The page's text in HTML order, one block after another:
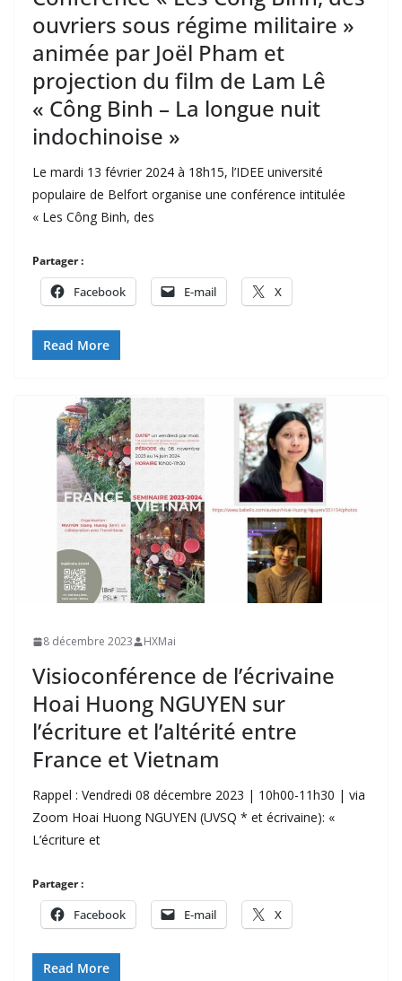
ouvriers sous régime militaire »
animée par Joël Pham et
projection du film de Lam Lê
« Công Binh – La longue nuit
indochinoise »
Le mardi 13 février 2024 à 18h15, l’IDEE université
populaire de Belfort organise une conférence intitulée
« Les Công Binh, des
Partager :
Facebook E-mail X
Read More
8 décembre 2023 HXMai
Visioconférence de l’écrivaine
Hoai Huong NGUYEN sur
l’écriture et l’altérité entre
France et Vietnam
Rappel : Vendredi 08 décembre 2023 | 10h00-11h30 | via
Zoom Hoai Huong NGUYEN (UVSQ * et écrivaine): «
L’écriture et
Partager :
Facebook E-mail X
Read More